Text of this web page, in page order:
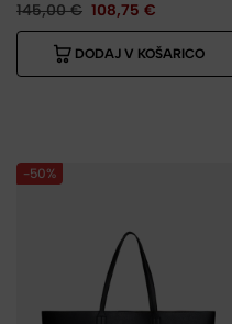
145,00€ 108,75 €
DODAJ V KOŠARICO
-50%